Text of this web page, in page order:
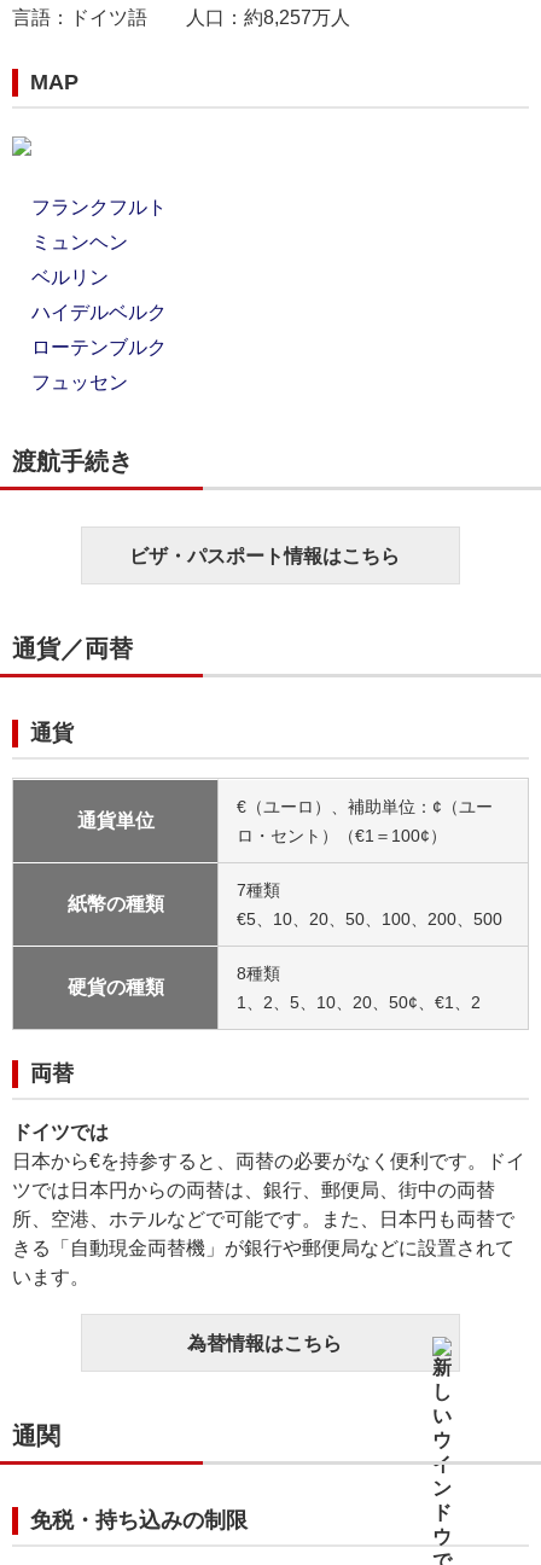
言語：ドイツ語 人口：約8,257万人
MAP
フランクフルト
ミュンヘン
ベルリン
ハイデルベルク
ローテンブルク
フュッセン
渡航手続き
ビザ・パスポート情報はこちら
通貨／両替
通貨
通貨単位
€（ユーロ）、補助単位：¢（ユー
ロ・セント）（€1＝100¢）
紙幣の種類
7種類
€5、10、20、50、100、200、500
硬貨の種類
8種類
1、2、5、10、20、50¢、€1、2
両替
ドイツでは
日本から€を持参すると、両替の必要がなく便利です。ドイ
ツでは日本円からの両替は、銀行、郵便局、街中の両替
所、空港、ホテルなどで可能です。また、日本円も両替で
きる「自動現金両替機」が銀行や郵便局などに設置されて
います。
為替情報はこちら
通関
免税・持ち込みの制限